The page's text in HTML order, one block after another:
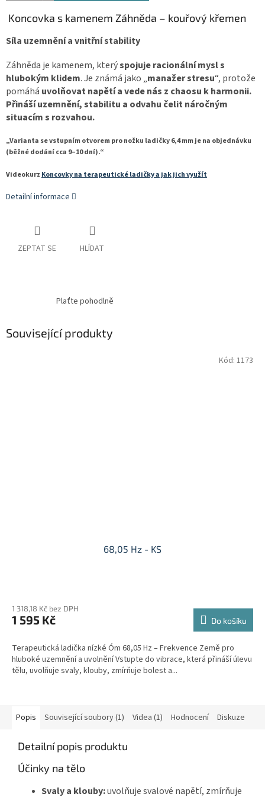
Koncovka s kamenem Záhněda – kouřový křemen
Síla uzemnění a vnitřní stability
Záhněda je kamenem, kterýspojuje racionální mysl s
hlubokým klidem. Je známá jako „manažer stresu“, protože
pomáhá uvolňovat napětí a vede nás z chaosu k harmonii.
Přináší uzemnění, stabilitu a odvahu čelit náročným
situacím s rozvahou.
„Varianta se vstupním otvorem pro nožku ladičky 6,4 mm je na objednávku
(běžné dodání cca 9–10 dní).“
VideokurzKoncovky na terapeutické ladičky a jak jich využít
Detailní informace
ZEPTAT SE HLÍDAT
Plaťte pohodlně
Související produkty
68,05 Hz - KS
1 318,18 Kč bez DPH
1 595 Kč Do košíku
Terapeutická ladička nízké Óm 68,05 Hz – Frekvence Země pro
hluboké uzemnění a uvolnění Vstupte do vibrace, která přináší úlevu
tělu, uvolňuje svaly, klouby, zmírňuje bolest a...
Kód: 1173
Popis Související soubory (1) Videa (1) Hodnocení Diskuze
Detailní popis produktu
Účinky na tělo
Svaly a klouby:uvolňuje svalové napětí, zmírňuje